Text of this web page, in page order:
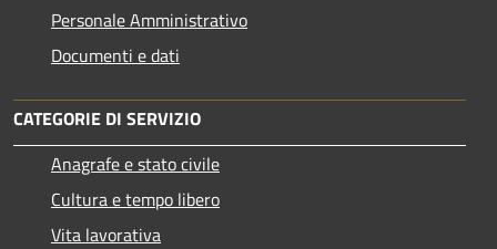
Personale Amministrativo
Documenti e dati
CATEGORIE DI SERVIZIO
Anagrafe e stato civile
Cultura e tempo libero
Vita lavorativa